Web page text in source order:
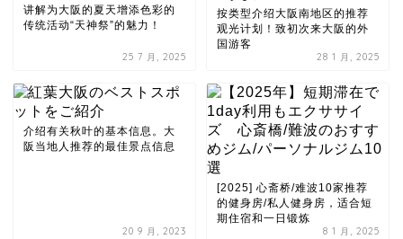
讲解为大阪的夏天增添色彩的
传统活动“天神祭”的魅力！
25 7 月, 2025
按类型介绍大阪南地区的推荐
观光计划！致初次来大阪的外
国游客
28 1 月, 2025
介绍有关秋叶的基本信息。大
阪当地人推荐的最佳景点信息
20 9 月, 2023
[2025] 心斋桥/难波10家推荐
的健身房/私人健身房，适合短
期住宿和一日锻炼
8 1 月, 2025